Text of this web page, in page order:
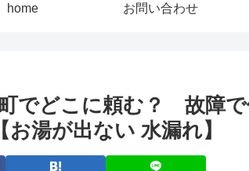
home お問い合わせ
でどこに頼む？ 故障
湯が出ない 水漏れ】